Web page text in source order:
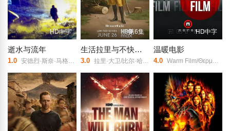
HD中字
逝水与流年
1.0 安德烈·斯奈·马格纳森/Árni Kjartansson/赫迪斯·斯特芬斯多蒂尔/Hulda Filippusdóttir/Jón Sigurður Pétursson/
第6集
生活拉里与不快乐的追求一部美国史
3.0 拉里·大卫/比尔·哈德尔/
HD中字
温暖电影
4.0 Warm Film/Θερμή ταινία/